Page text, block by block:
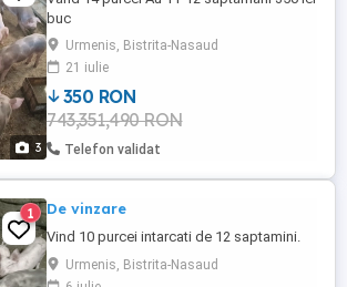
3
buc
Urmenis, Bistrita-Nasaud
21 iulie
350 RON
743,351,490 RON
Telefon validat
1 De vinzare
Vind 10 purcei intarcati de 12 saptamini.
Urmenis, Bistrita-Nasaud